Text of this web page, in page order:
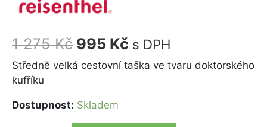
1 275Kč 995 Kč s DPH
Středně velká cestovní taška ve tvaru doktorského
kufříku
Dostupnost: Skladem